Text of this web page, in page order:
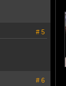
# 5
# 6